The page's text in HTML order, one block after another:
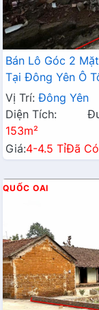
Bán Lô Góc 2
Tại Đông Yên Ô
Chính Kinh Doanh
Vị Trí: Đông Yên
Diện Tích:
153m²
Giá:4-4.5 TỉĐã
QUỐC OAI